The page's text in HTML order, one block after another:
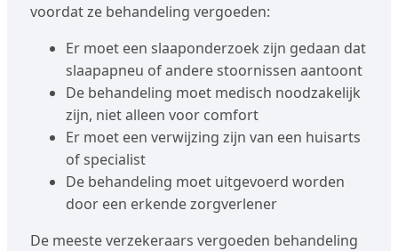
voordat ze behandeling vergoeden:
Er moet een slaaponderzoek zijn gedaan dat
slaapapneu of andere stoornissen aantoont
De behandeling moet medisch noodzakelijk
zijn, niet alleen voor comfort
Er moet een verwijzing zijn van een huisarts
of specialist
De behandeling moet uitgevoerd worden
door een erkende zorgverlener
De meeste verzekeraars vergoeden behandeling